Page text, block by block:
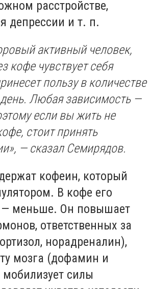
расстройстве,
депрессии и т. п.
активный человек,
кофе чувствует себя
пользу в количестве
Любая зависимость —
если вы жить не
стоит принять
— сказал Семирядов.
кофеин, который
В кофе его
— меньше. Он повышает
ответственных за
норадреналин),
мозга (дофамин и
силы